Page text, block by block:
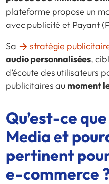
plateforme propose un
avec publicité et Payant
Sa
stratégie
audio personnalisées,
d’écoute des utilisateurs
publicitaires au moment
Qu’est-ce
Media et
pertinent
e-commerce ?